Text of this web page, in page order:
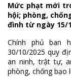
Mức phạt mới
hội; phòng,
đình từ ngày 15/
Chính phủ ban
30/10/2025 quy
an ninh, trật tự,
phòng, chống bạo